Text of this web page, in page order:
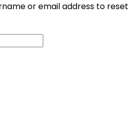
or email address to reset